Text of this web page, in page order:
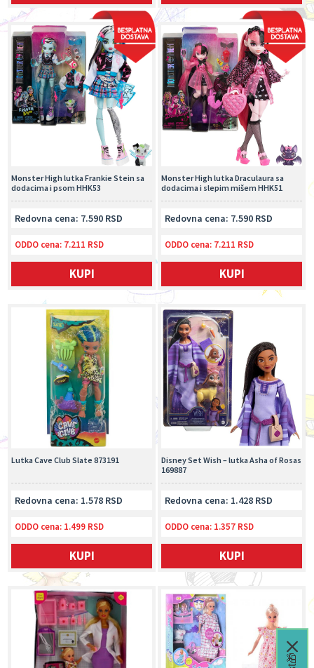
Monster High lutka Draculaura sa
dodacima i slepim mišem HHK51
Redovna cena: 7.590 RSD
ODDO cena: 7.211 RSD
KUPI
Monster High lutka Frankie Stein sa
dodacima i psom HHK53
Redovna cena: 7.590 RSD
ODDO cena: 7.211 RSD
KUPI
Disney Set Wish – lutka Asha of Rosas
169887
Redovna cena: 1.428 RSD
ODDO cena: 1.357 RSD
KUPI
Lutka Cave Club Slate 873191
Redovna cena: 1.578 RSD
ODDO cena: 1.499 RSD
KUPI